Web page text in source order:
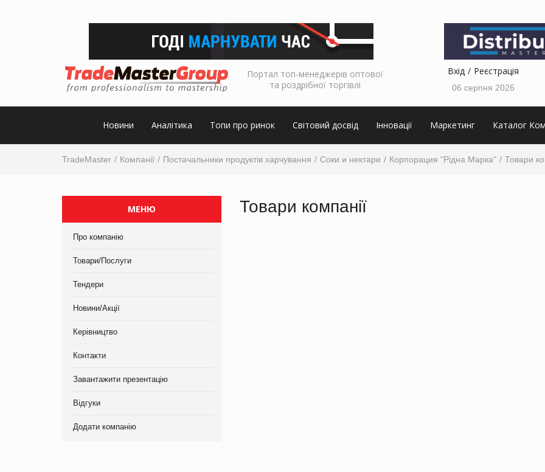
Портал топ-менеджерів оптової
та роздрібної торгівлі
Вхід Реєстрація
06 серпня 2026
Новини Аналітика Топи про ринок Світовий досвід Інновації Маркетинг Каталог
TradeMaster Компанії Постачальники продуктів харчування Соки и нектари Корпорация "Рідна Марка" Товари
МЕНЮ
Про компанію
Товари/Послуги
Тендери
Новини/Акції
Керівництво
Контакти
Завантажити презентацію
Відгуки
Додати компанію
Товари компанії